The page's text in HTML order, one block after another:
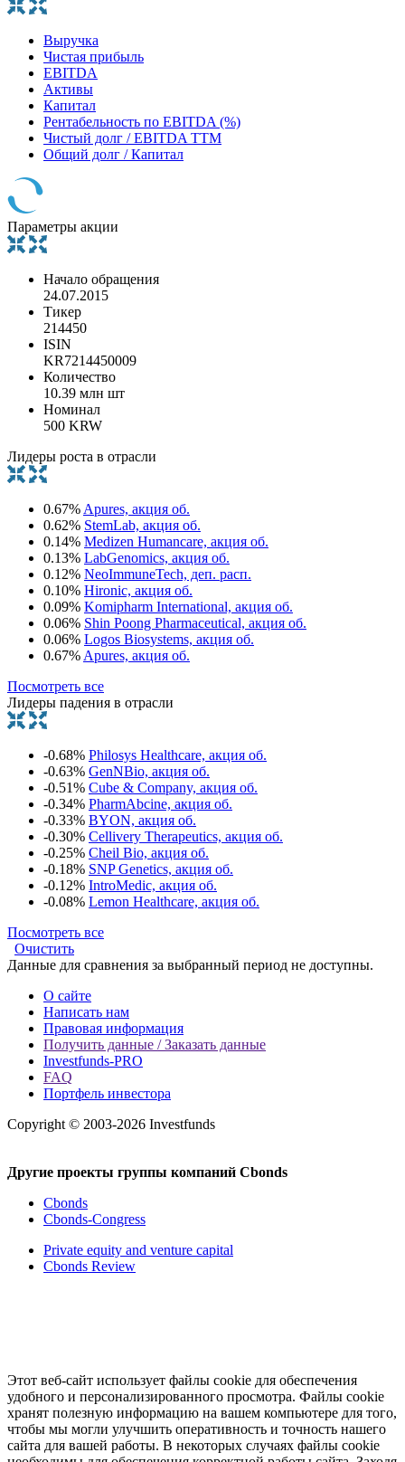
Выручка
Чистая прибыль
EBITDA
Активы
Капитал
Рентабельность по EBITDA (%)
Чистый долг / EBITDA TTM
Общий долг / Капитал
Параметры акции
Начало обращения
24.07.2015
Тикер
214450
ISIN
KR7214450009
Количество
10.39 млн шт
Номинал
500 KRW
Лидеры роста в отрасли
0.67% Apures, акция об.
0.62% StemLab, акция об.
0.14% Medizen Humancare, акция об.
0.13% LabGenomics, акция об.
0.12% NeoImmuneTech, деп. расп.
0.10% Hironic, акция об.
0.09% Komipharm International, акция об.
0.06% Shin Poong Pharmaceutical, акция об.
0.06% Logos Biosystems, акция об.
0.67% Apures, акция об.
Посмотреть все
Лидеры падения в отрасли
-0.68% Philosys Healthcare, акция об.
-0.63% GenNBio, акция об.
-0.51% Cube & Company, акция об.
-0.34% PharmAbcine, акция об.
-0.33% BYON, акция об.
-0.30% Cellivery Therapeutics, акция об.
-0.25% Cheil Bio, акция об.
-0.18% SNP Genetics, акция об.
-0.12% IntroMedic, акция об.
-0.08% Lemon Healthcare, акция об.
Посмотреть все
Очистить
Данные для сравнения за выбранный период не доступны.
О сайте
Написать нам
Правовая информация
Получить данные / Заказать данные
Investfunds-PRO
FAQ
Портфель инвестора
Copyright © 2003-2026 Investfunds
Другие проекты группы компаний Cbonds
Cbonds
Cbonds-Congress
Private equity and venture capital
Cbonds Review
Этот веб-сайт использует файлы cookie для обеспечения
удобного и персонализированного просмотра. Файлы cookie
хранят полезную информацию на вашем компьютере для того,
чтобы мы могли улучшить оперативность и точность нашего
сайта для вашей работы. В некоторых случаях файлы cookie